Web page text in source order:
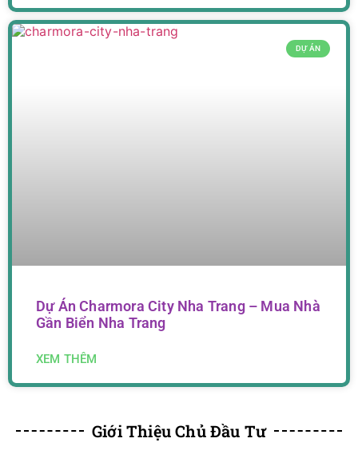
DỰ ÁN
Dự Án Charmora City Nha Trang – Mua Nhà
Gần Biển Nha Trang
XEM THÊM
Giới Thiệu Chủ Đầu Tư